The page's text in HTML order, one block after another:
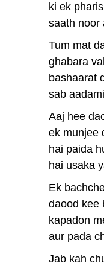
ki ek
saath noor
Tum mat
ghabara
bashaarat
sab
Aaj hee
ek munjee
hai paida
hai usaka
Ek
daood kee
kapadon
aur pada
Jab kah